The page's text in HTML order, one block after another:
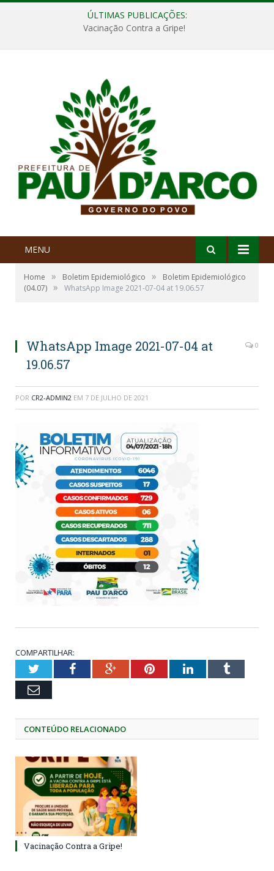
ÚLTIMAS PUBLICAÇÕES:
Vacinação Contra a Gripe!
MENU
Home » Boletim Epidemiológico »
Boletim Epidemiológico
(04.07) » WhatsApp Image 2021-07-04 at 19.06.57
WhatsApp Image 2021-07-04 at
19.06.57
0
POR CR2-ADMIN2 EM 7 DE JULHO DE 2021
COMPARTILHAR:
TwitterFacebookGoogle+PinterestLinkedInTumblr
Email
CONTEÚDO RELACIONADO
Vacinação Contra a Gripe!